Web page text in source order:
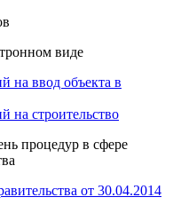
виде
на ввод объекта в
на строительство
процедур в сфере
от 30.04.2014